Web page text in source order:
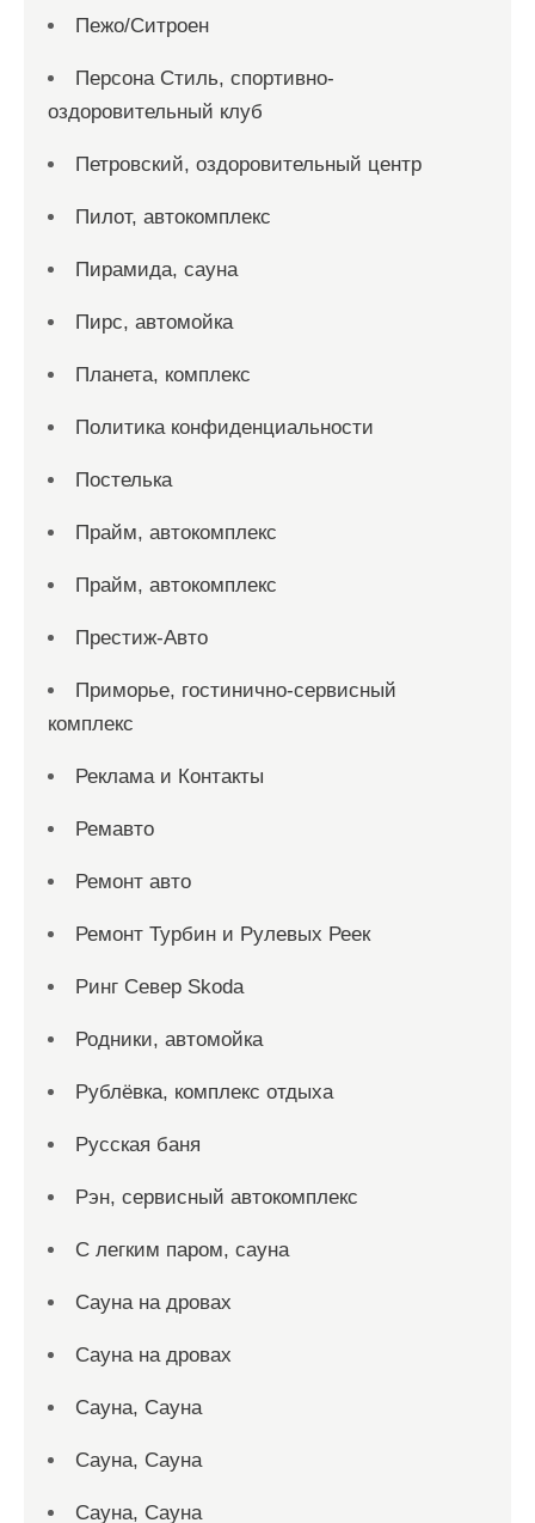
Пежо/Ситроен
Персона Стиль, спортивно-
оздоровительный клуб
Петровский, оздоровительный центр
Пилот, автокомплекс
Пирамида, сауна
Пирс, автомойка
Планета, комплекс
Политика конфиденциальности
Постелька
Прайм, автокомплекс
Прайм, автокомплекс
Престиж-Авто
Приморье, гостинично-сервисный
комплекс
Реклама и Контакты
Ремавто
Ремонт авто
Ремонт Турбин и Рулевых Реек
Ринг Север Skoda
Родники, автомойка
Рублёвка, комплекс отдыха
Русская баня
Рэн, сервисный автокомплекс
С легким паром, сауна
Сауна на дровах
Сауна на дровах
Сауна, Сауна
Сауна, Сауна
Сауна, Сауна